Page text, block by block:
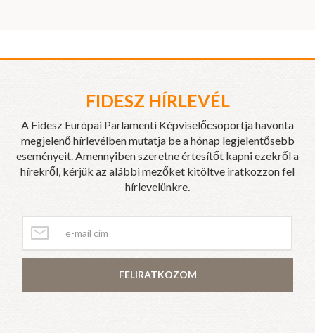
FIDESZ HÍRLEVÉL
A Fidesz Európai Parlamenti Képviselőcsoportja havonta
megjelenő hírlevélben mutatja be a hónap legjelentősebb
eseményeit. Amennyiben szeretne értesítőt kapni ezekről a
hírekről, kérjük az alábbi mezőket kitöltve iratkozzon fel
hírlevelünkre.
FELIRATKOZOM